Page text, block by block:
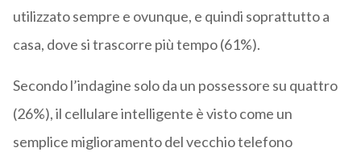
utilizzato sempre e ovunque, e quindi soprattutto a
casa, dove si trascorre più tempo (61%).
Secondo l’indagine solo da un possessore su quattro
(26%), il cellulare intelligente è visto come un
semplice miglioramento del vecchio telefono